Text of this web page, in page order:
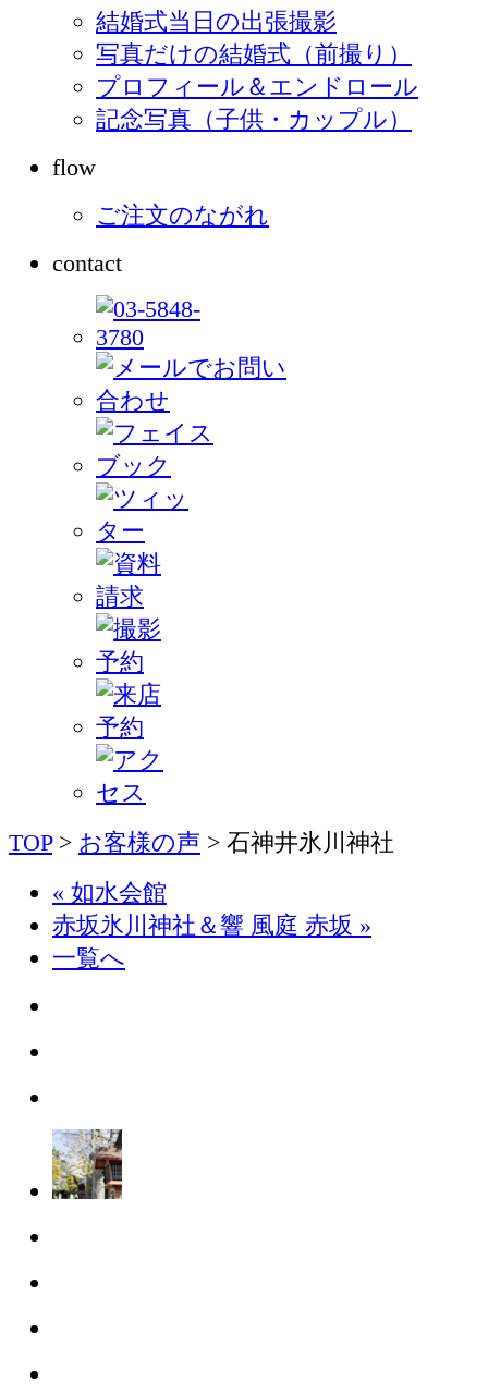
結婚式当日の出張撮影
写真だけの結婚式（前撮り）
プロフィール＆エンドロール
記念写真（子供・カップル）
flow
ご注文のながれ
contact
TOP> お客様の声 > 石神井氷川神社
« 如水会館
赤坂氷川神社＆響 風庭 赤坂 »
一覧へ